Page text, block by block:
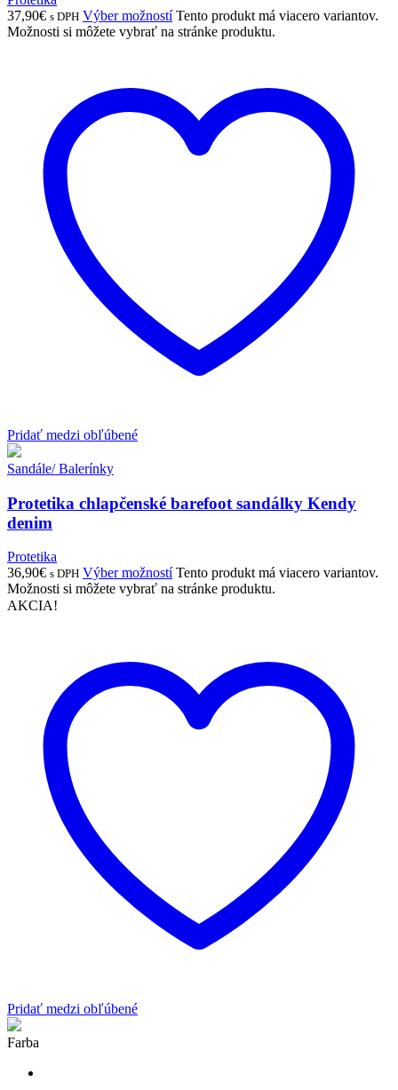
37,90€ s DPH Výber možností Tento produkt má viacero variantov.
Možnosti si môžete vybrať na stránke produktu.
Pridať medzi obľúbené
Sandále/ Balerínky
Protetika chlapčenské barefoot sandálky Kendy
denim
Protetika
36,90€ s DPH Výber možností Tento produkt má viacero variantov.
Možnosti si môžete vybrať na stránke produktu.
AKCIA!
Pridať medzi obľúbené
Farba